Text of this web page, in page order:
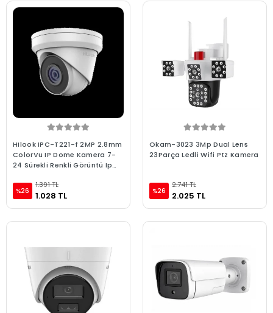
Hilook IPC-T221-f 2MP 2.8mm
ColorVu IP Dome Kamera 7-
24 Sürekli Renkli Görüntü Ip
%26
1.391 TL
1.028 TL
Okam-3023 3Mp Dual Lens
23Parça Ledli Wifi Ptz Kamera
%26
2.741 TL
2.025 TL